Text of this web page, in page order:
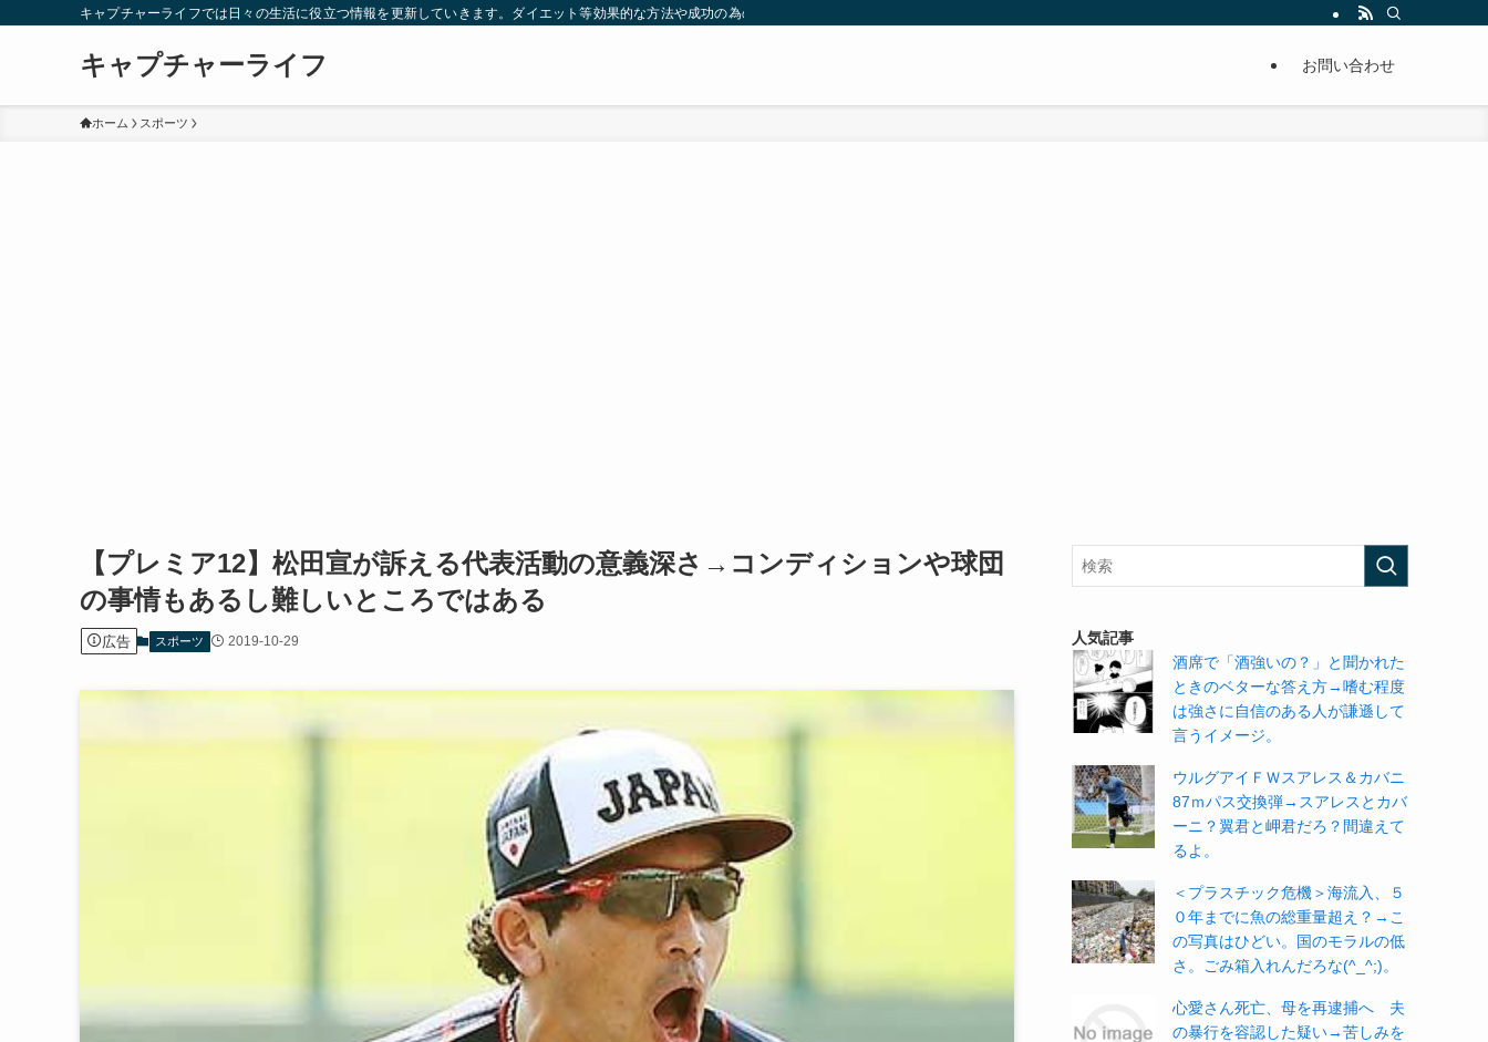
キャプチャーライフでは日々の生活に役立つ情報を更新していきます。ダイエット等効果的な方法や成功の為の秘訣等。太ったり悩んでいる方々が簡単に痩せることが出来るように分かりやすくまとめています。
キャプチャーライフ お問い合わせ
ホーム スポーツ
【プレミア12】松田宣が訴える代表活動の意義深さ→コンディションや球団
の事情もあるし難しいところではある
広告 スポーツ 2019-10-29
人気記事
酒席で「酒強いの？」と聞かれた
ときのベターな答え方→嗜む程度
は強さに自信のある人が謙遜して
言うイメージ。
ウルグアイＦＷスアレス＆カバニ
87ｍパス交換弾→スアレスとカバ
ーニ？翼君と岬君だろ？間違えて
るよ。
＜プラスチック危機＞海流入、５
０年までに魚の総重量超え？→こ
の写真はひどい。国のモラルの低
さ。ごみ箱入れんだろな(^_^;)。
心愛さん死亡、母を再逮捕へ 夫
の暴行を容認した疑い→苦しみを